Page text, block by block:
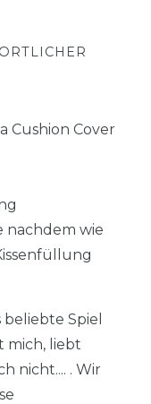
Cushion Cover
nachdem wie
Spiel
mich, liebt
nicht.... . Wir